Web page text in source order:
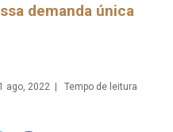
demanda única
ago, 2022 | Tempo de leitura